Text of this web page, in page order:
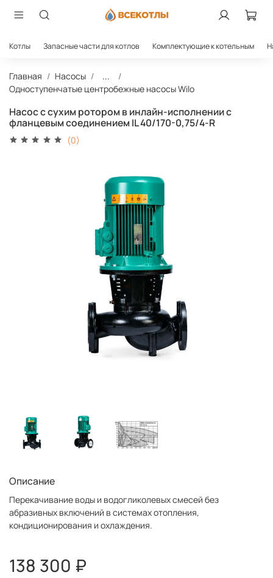
Котлы Запасные части для котлов Комплектующие к котельным
Главная Насосы
...
Одноступенчатые центробежные насосы Wilo
Насос с сухим ротором в инлайн-исполнении с
фланцевым соединением IL 40/170-0,75/4-R
(0)
Описание
Перекачивание воды и водогликолевых смесей без
абразивных включений в системах отопления,
кондиционирования и охлаждения.
138 300 ₽